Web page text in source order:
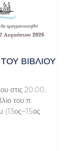
ΒΙΒΛΊΟΥ
στις 20:00,
του π.
(13ος–15ος